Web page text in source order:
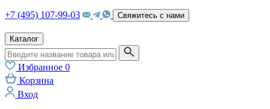
+7 (495) 107-99-03 Свяжитесь с нами
Каталог
Избранное 0
Корзина
Вход